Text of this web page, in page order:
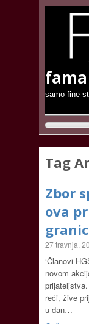
samo fine
Tag
Zbor
ova
27 travnja,
‘Članovi
novom
reći, žive
u dan…